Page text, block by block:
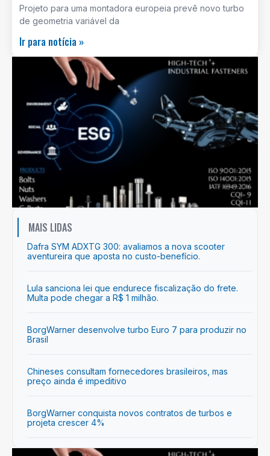
Projeto para uma montadora europeia prevê novo turbo
de geometria variável da
Ir para notícia »
MAIS LIDAS
Dafra SYM ADXTG 300: avaliamos a nova scooter
aventureira que aposta no custo-benefício.
Lula sanciona lei que endurece fiscalização do frete.
Multa pode chegar a R$ 1 milhão.
BorgWarner desenvolve turbo Euro 7 para produzir no
Brasil
Chineses consultam fornecedores brasileiros, mas
preço ainda é impeditivo
BorgWarner conquista novos contratos de turbos e
projeta crescer 4%